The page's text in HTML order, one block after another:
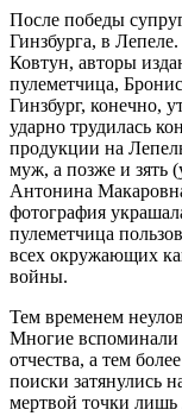
После победы
Гинзбурга, в
Ковтун, авторы
пулеметчица,
Гинзбург, конечно,
ударно трудилась
продукции на
муж, а позже и зять
Антонина
фотография
пулеметчица
всех окружающих
войны.
Тем временем
Многие вспоминали
отчества, а тем
поиски затянулись
мертвой точки